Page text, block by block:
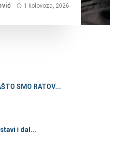
1 kolovoza, 2026
SMO RATOV...
i dal...